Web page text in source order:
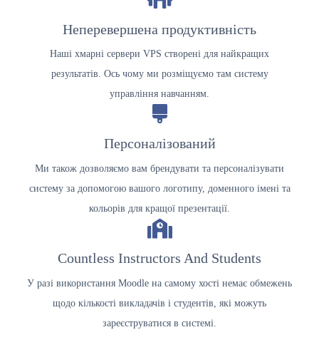
Неперевершена продуктивність
Наші хмарні сервери VPS створені для найкращих
результатів. Ось чому ми розміщуємо там систему
управління навчанням.
Персоналізований
Ми також дозволяємо вам брендувати та персоналізувати
систему за допомогою вашого логотипу, доменного імені та
кольорів для кращої презентації.
Countless Instructors And Students
У разі використання Moodle на самому хості немає обмежень
щодо кількості викладачів і студентів, які можуть
зареєструватися в системі.